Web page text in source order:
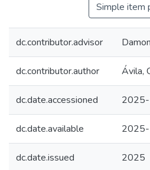
Simple item
dc.contributor.advisor
dc.contributor.author Ávila,
dc.date.accessioned
dc.date.available
dc.date.issued 2025